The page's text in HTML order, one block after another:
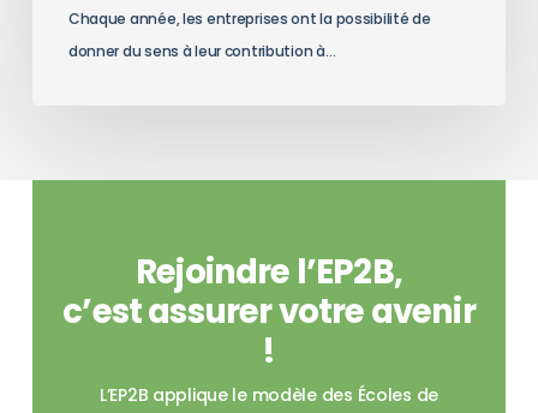
Chaque année, les entreprises ont la possibilité de
donner du sens à leur contribution à…
Rejoindre l’EP2B,
c’est assurer votre avenir
!
L’EP2B applique le modèle des Écoles de